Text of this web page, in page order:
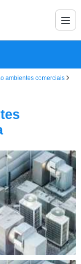
ambientes comerciais